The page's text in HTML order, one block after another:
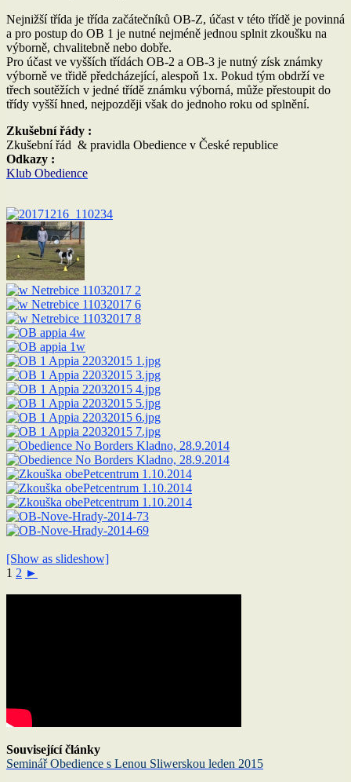
Nejnižší třída je třída začátečníků OB-Z, účast v této třídě je povinná
a pro postup do OB 1 je nutné nejméně jednou splnit zkoušku na
výborně, chvalitebně nebo dobře.
Pro účast ve vyšších třídách OB-2 a OB-3 je nutný získ známky
výborně ve třidě předcházející, alespoň 1x. Pokud tým obdrží ve
třech soutěžích v jedné třídě známku výborná, může přestoupit do
třídy vyšší hned, nejpozději však do jednoho roku od splnění.
Zkušební řády :
Zkušební řád & pravidla Obedience v České republice
Odkazy :
Klub Obedience
[Show as slideshow]
1 2 ►
Související články
Seminář Obedience s Lenou Sliwerskou leden 2015